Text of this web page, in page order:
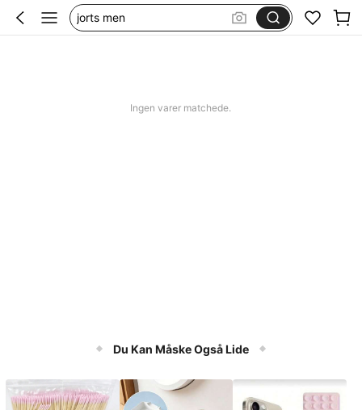
jorts men
Ingen varer matchede.
Du Kan Måske Også Lide